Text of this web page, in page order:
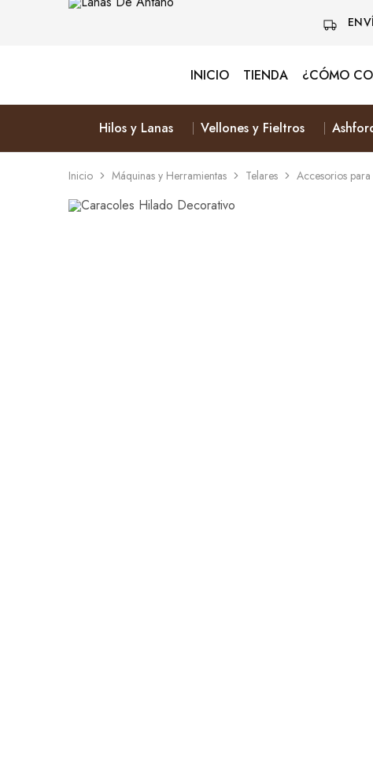
Antaño
&
INICIO TIENDA ¿CÓMO
Hilos y Lanas Vellones y Fieltros
Inicio Máquinas y Herramientas Telares Accesorios